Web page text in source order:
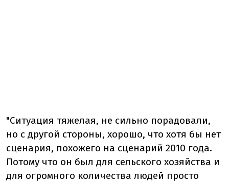
"Ситуация тяжелая, не сильно порадовали,
но с другой стороны, хорошо, что хотя бы нет
сценария, похожего на сценарий 2010 года.
Потому что он был для сельского хозяйства и
для огромного количества людей просто